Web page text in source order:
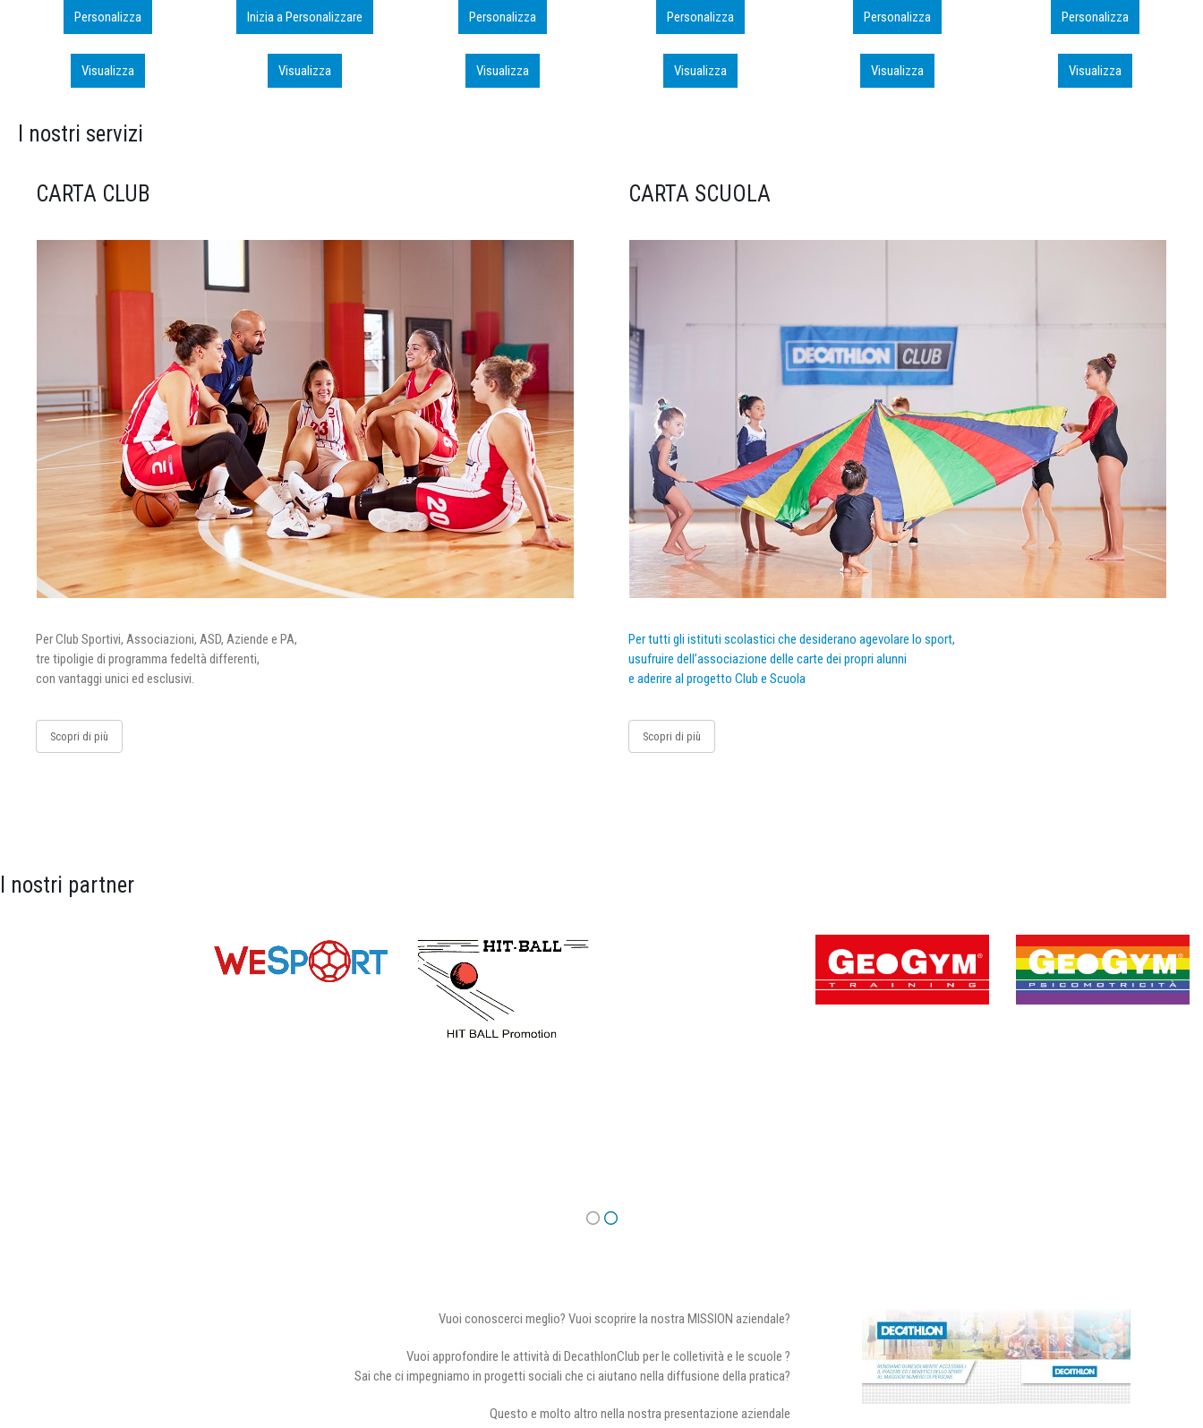
Inizia a Personalizzare
Visualizza
Personalizza
Visualizza
Personalizza
Visualizza
Personalizza
Visualizza
Personalizza
Visualizza
Personalizza
Visualizza
I nostri servizi
CARTA CLUB
Per Club Sportivi, Associazioni, ASD, Aziende e PA,
tre tipoligie di programma fedeltà differenti,
con vantaggi unici ed esclusivi.
Scopri di più
CARTA SCUOLA
Per tutti gli istituti scolastici che desiderano agevolare lo sport,
usufruire dell’associazione delle carte dei propri alunni
e aderire al progetto Club e Scuola
Scopri di più
I nostri partner
Vuoi conoscerci meglio? Vuoi scoprire la nostra MISSION aziendale?
Vuoi approfondire le attività di DecathlonClub per le colletività e le scuole ?
Sai che ci impegniamo in progetti sociali che ci aiutano nella diffusione della pratica?
Questo e molto altro nella nostra presentazione aziendale